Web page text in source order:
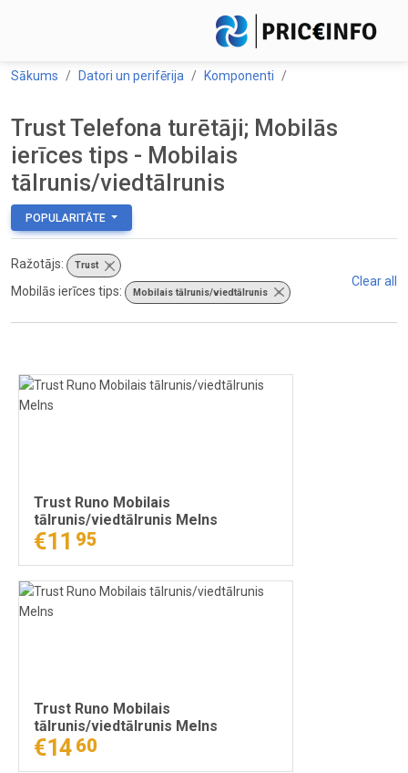
Sākums Datori un perifērija Komponenti
Trust Telefona turētāji; Mobilās
ierīces tips - Mobilais
tālrunis/viedtālrunis
POPULARITĀTE
Ražotājs: Trust ×
Mobilās ierīces tips: Mobilais tālrunis/viedtālrunis ×
Clear all
Trust Runo Mobilais
tālrunis/viedtālrunis Melns
€11 95
Trust Runo Mobilais
tālrunis/viedtālrunis Melns
€14 60